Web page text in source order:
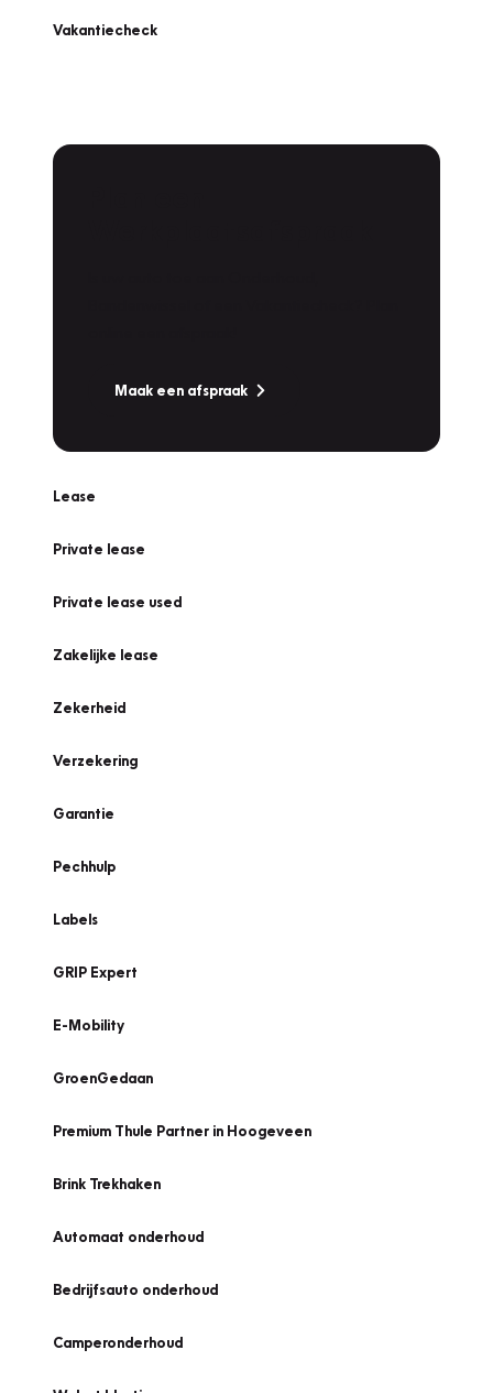
Vakantiecheck
Maak een afspraak
Lease
Private lease
Private lease used
Zakelijke lease
Zekerheid
Verzekering
Garantie
Pechhulp
Labels
GRIP Expert
E-Mobility
GroenGedaan
Premium Thule Partner in Hoogeveen
Brink Trekhaken
Automaat onderhoud
Bedrijfsauto onderhoud
Camperonderhoud